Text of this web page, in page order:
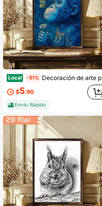
Local -51% Decoración de arte para interiores y exteriores, impresión en madera enmarcada de 12x16 pulgadas, pintura inspirada en anime con mono curioso y mariposa en escena turquesa, adecuada para regalar en cualquier estación, perfecta para habitación y oficina.
$5.90
Envío Rápido